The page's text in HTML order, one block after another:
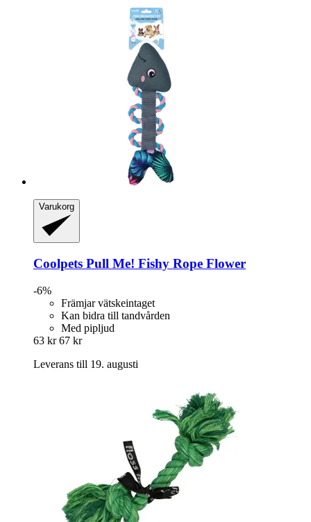
Varukorg
Coolpets Pull Me! Fishy Rope Flower
-6%
Främjar vätskeintaget
Kan bidra till tandvården
Med pipljud
63 kr 67 kr
Leverans till 19. augusti